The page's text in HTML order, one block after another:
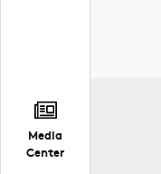
Media
Center